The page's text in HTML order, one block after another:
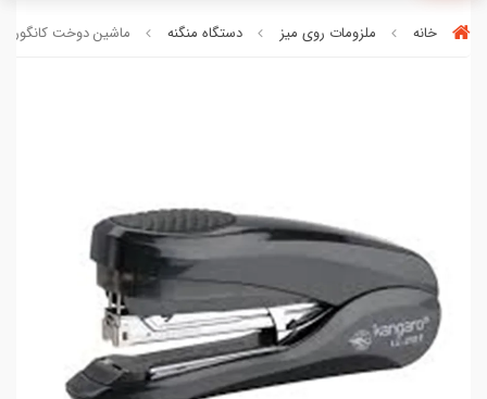
خانه ملزومات روی میز دستگاه منگنه ماشین دوخت کانگورو LE 45FS